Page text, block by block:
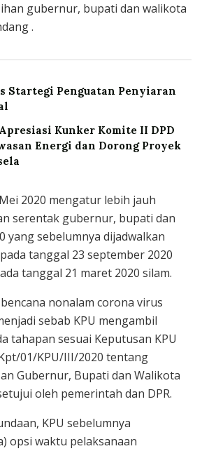
gubernur, bupati dan walikota
.
Startegi Penguatan Penyiaran
Kunker Komite II DPD
Energi dan Dorong Proyek
2020 mengatur lebih jauh
serentak gubernur, bupati dan
yang sebelumnya dijadwalkan
tanggal 23 september 2020
tanggal 21 maret 2020 silam.
nonalam corona virus
sebab KPU mengambil
tahapan sesuai Keputusan KPU
01/KPU/III/2020 tentang
Gubernur, Bupati dan Walikota
oleh pemerintah dan DPR.
KPU sebelumnya
opsi waktu pelaksanaan